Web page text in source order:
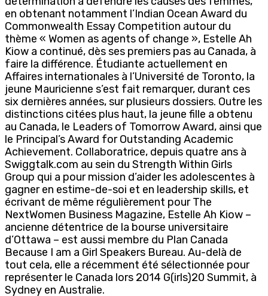
en obtenant notamment l’Indian Ocean Award du
Commonwealth Essay Competition autour du
thème « Women as agents of change », Estelle Ah
Kiow a continué, dès ses premiers pas au Canada, à
faire la différence. Étudiante actuellement en
Affaires internationales à l’Université de Toronto, la
jeune Mauricienne s’est fait remarquer, durant ces
six dernières années, sur plusieurs dossiers. Outre les
distinctions citées plus haut, la jeune fille a obtenu
au Canada, le Leaders of Tomorrow Award, ainsi que
le Principal’s Award for Outstanding Academic
Achievement. Collaboratrice, depuis quatre ans à
Swiggtalk.com au sein du Strength Within Girls
Group qui a pour mission d’aider les adolescentes à
gagner en estime-de-soi et en leadership skills, et
écrivant de même régulièrement pour The
NextWomen Business Magazine, Estelle Ah Kiow –
ancienne détentrice de la bourse universitaire
d’Ottawa – est aussi membre du Plan Canada
Because I am a Girl Speakers Bureau. Au-delà de
tout cela, elle a récemment été sélectionnée pour
représenter le Canada lors 2014 G(irls)20 Summit, à
Sydney en Australie.